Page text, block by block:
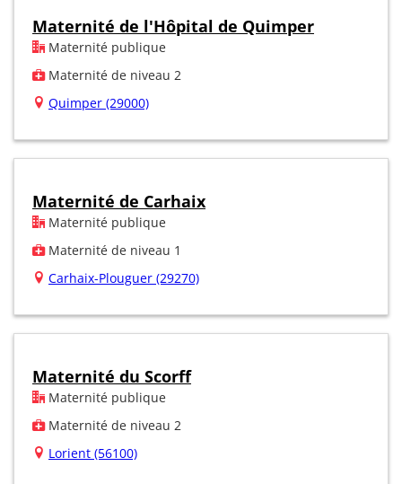
Maternité de l'Hôpital de Quimper
Maternité publique
Maternité de niveau 2
Quimper (29000)
Maternité de Carhaix
Maternité publique
Maternité de niveau 1
Carhaix-Plouguer (29270)
Maternité du Scorff
Maternité publique
Maternité de niveau 2
Lorient (56100)